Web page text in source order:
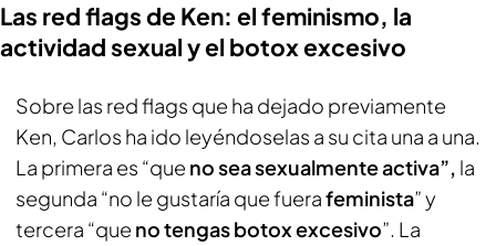
Las red flags de Ken: el feminismo, la
actividad sexual y el botox excesivo
Sobre las red flags que ha dejado previamente
Ken, Carlos ha ido leyéndoselas a su cita una a una.
La primera es “que no sea sexualmente activa”, la
segunda “no le gustaría que fuerafeminista” y
tercera “que no tengas botox excesivo”. La